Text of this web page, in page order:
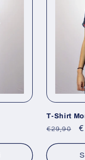
T-Shirt
Prezzo
listino
€29,90